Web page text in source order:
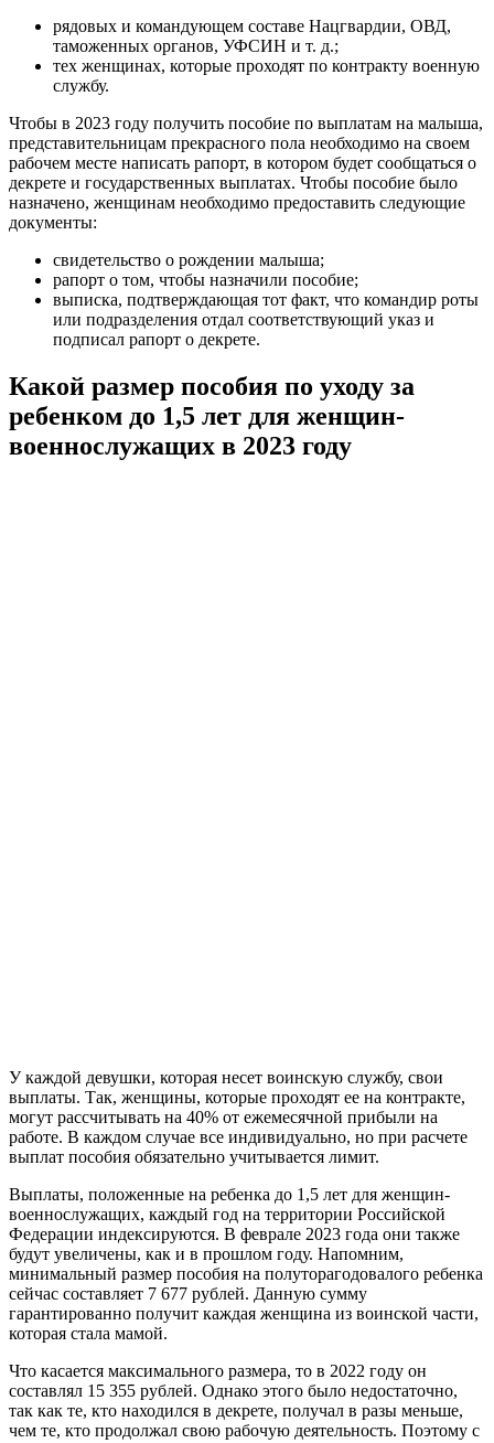
рядовых и командующем составе Нацгвардии, ОВД,
таможенных органов, УФСИН и т. д.;
тех женщинах, которые проходят по контракту военную
службу.
Чтобы в 2023 году получить пособие по выплатам на малыша,
представительницам прекрасного пола необходимо на своем
рабочем месте написать рапорт, в котором будет сообщаться о
декрете и государственных выплатах. Чтобы пособие было
назначено, женщинам необходимо предоставить следующие
документы:
свидетельство о рождении малыша;
рапорт о том, чтобы назначили пособие;
выписка, подтверждающая тот факт, что командир роты
или подразделения отдал соответствующий указ и
подписал рапорт о декрете.
Какой размер пособия по уходу за
ребенком до 1,5 лет для женщин-
военнослужащих в 2023 году
У каждой девушки, которая несет воинскую службу, свои
выплаты. Так, женщины, которые проходят ее на контракте,
могут рассчитывать на 40% от ежемесячной прибыли на
работе. В каждом случае все индивидуально, но при расчете
выплат пособия обязательно учитывается лимит.
Выплаты, положенные на ребенка до 1,5 лет для женщин-
военнослужащих, каждый год на территории Российской
Федерации индексируются. В феврале 2023 года они также
будут увеличены, как и в прошлом году. Напомним,
минимальный размер пособия на полуторагодовалого ребенка
сейчас составляет 7 677 рублей. Данную сумму
гарантированно получит каждая женщина из воинской части,
которая стала мамой.
Что касается максимального размера, то в 2022 году он
составлял 15 355 рублей. Однако этого было недостаточно,
так как те, кто находился в декрете, получал в разы меньше,
чем те, кто продолжал свою рабочую деятельность. Поэтому с